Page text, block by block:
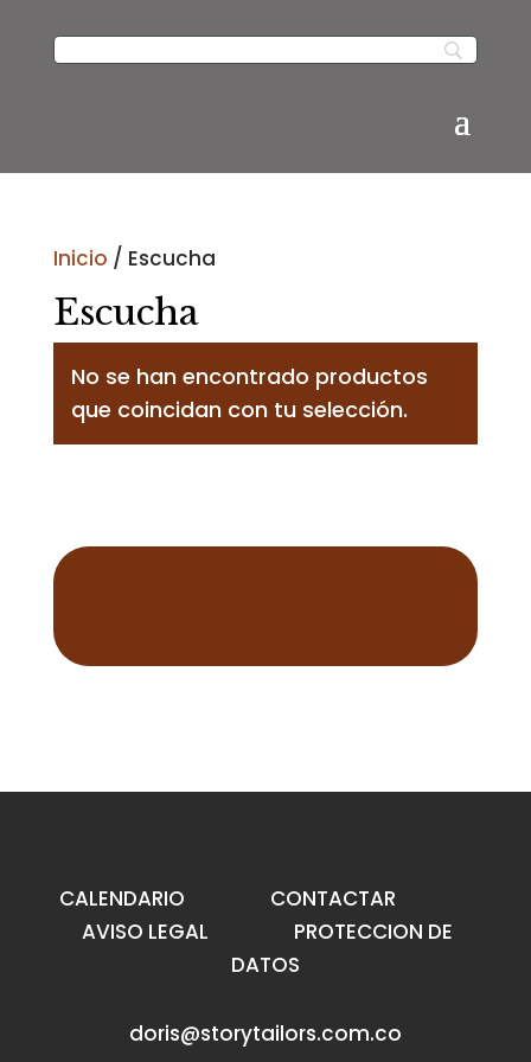
Inicio / Escucha
Escucha
No se han encontrado productos
que coincidan con tu selección.
CALENDARIO
CONTACTAR
AVISO LEGAL
PROTECCION DE
DATOS
doris@storytailors.com.co